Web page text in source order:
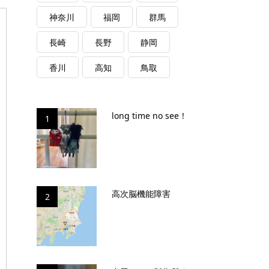
神奈川 福岡 群馬
長崎 長野 静岡
香川 高知 鳥取
1 long time no see！
2 高次脳機能障害